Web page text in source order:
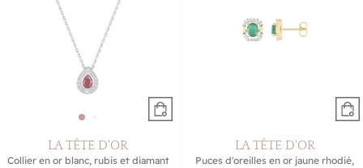
LA TÊTE D'OR
Collier en or blanc, rubis et diamant
LA TÊTE D'OR
Puces d'oreilles en or jaune rhodié,